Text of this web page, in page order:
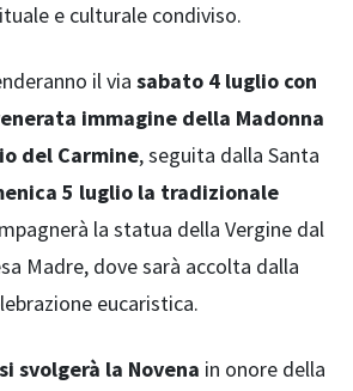
e culturale condiviso.
il via sabato 4 luglio con
immagine della Madonna
del Carmine, seguita dalla Santa
5 luglio la tradizionale
la statua della Vergine dal
Madre, dove sarà accolta dalla
eucaristica.
svolgerà la Novena in onore della